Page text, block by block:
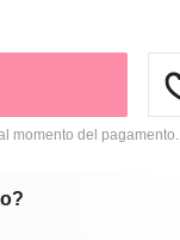
momento del pagamento.